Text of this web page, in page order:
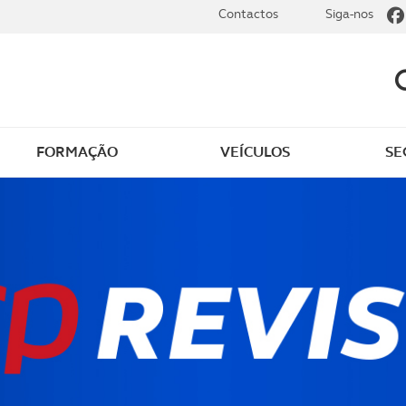
Golfe
Revista ACP Edição
impressa
FORMAÇÃO VEÍCULOS
Contactos Siga-nos